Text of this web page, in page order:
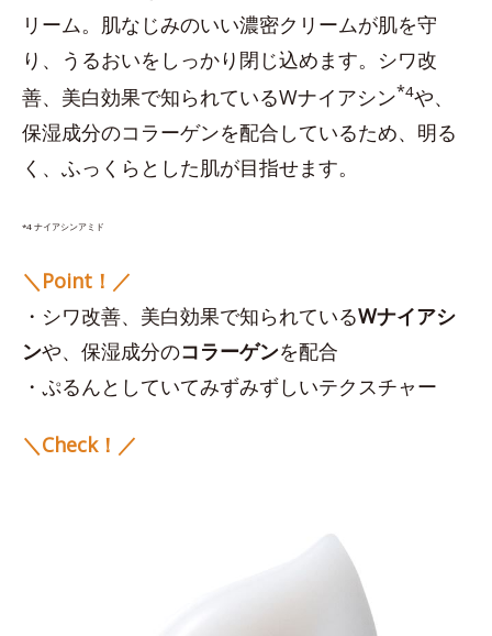
リーム。肌なじみのいい濃密クリームが肌を守
り、うるおいをしっかり閉じ込めます。シワ改
善、美白効果で知られているWナイアシン*4や、
保湿成分のコラーゲンを配合しているため、明る
く、ふっくらとした肌が目指せます。
*4 ナイアシンアミド
＼Point！／
・シワ改善、美白効果で知られているWナイアシ
ンや、保湿成分のコラーゲンを配合
・ぷるんとしていてみずみずしいテクスチャー
＼Check！／